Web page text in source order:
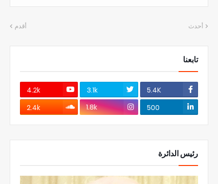
أحدث أقدم
تابعنا
5.4K
3.1k
4.2k
500
1.8k
2.4k
رئيس الدائرة